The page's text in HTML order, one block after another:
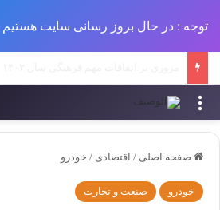
توجه : در حال بروز رسانی سایت
منو
صفحه اصلی / اقتصادی / خودرو
خودرو صنعت و تجارت